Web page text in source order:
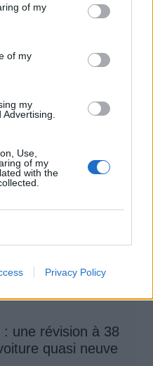
of my
of my
my
Use,
of my
with the
Privacy Policy
dès 2028
une révision à 38
quasi neuve